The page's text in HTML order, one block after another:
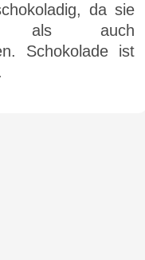
da sie
als auch
Schokolade ist